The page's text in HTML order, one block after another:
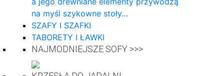
na myśl szykowne stoły…
SZAFY I SZAFKI
TABORETY I ŁAWKI
NAJMODNIEJSZE SOFY >>>